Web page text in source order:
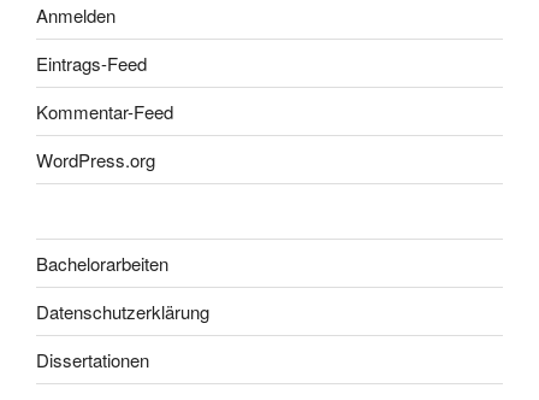
Anmelden
Eintrags-Feed
Kommentar-Feed
WordPress.org
Bachelorarbeiten
Datenschutzerklärung
Dissertationen